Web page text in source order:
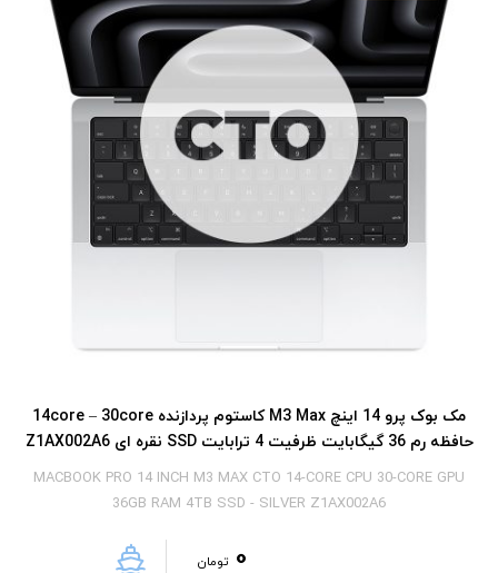
مک بوک پرو 14 اینچ M3 Max کاستوم پردازنده 14core – 30core
حافظه رم 36 گیگابایت ظرفیت 4 ترابایت SSD نقره ای Z1AX002A6
MACBOOK PRO 14 INCH M3 MAX CTO 14-CORE CPU 30-CORE GPU
36GB RAM 4TB SSD - SILVER Z1AX002A6
0 تومان